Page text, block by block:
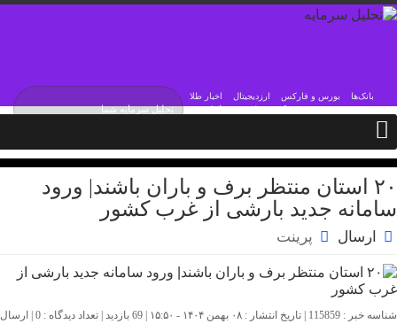
اخبار طلا ارزدیجیتال بورس و فارکس بانک‌ها
یکشنبه / ۱۸ مرداد / ۱۴۰۵
۲۰ استان منتظر برف و باران باشند| ورود
سامانه جدید بارشی از غرب کشور
ارسال پرینت
شناسه خبر : 115859 | تاریخ انتشار : ۰۸ بهمن ۱۴۰۴ - ۱۵:۵۰ | 69 بازدید | تعداد دیدگاه : 0 | ارسال